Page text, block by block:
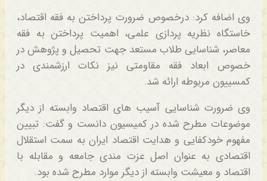
وی اضافه کرد: درخصوص ضرورت پرداختن به فقه اقتصاد،
خاستگاه نظریه پردازی علمی، اهمیت پرداختن به فقه
معاصر، شناسایی طلاب مستعد جهت تحصیل و پژوهش در
خصوص ابعاد فقه مقاومتی نیز نکات ارزشمندی در
کمسییون مربوطه ارائه شد.
وی ضرورت شناسایی آسیب های اقتصاد وابسته از دیگر
موضوعات مطرح شده در کمیسیون دانست و گفت: تبیین
مفهوم خودکفایی و هدایت اقتصاد ایران به سمت استقلال
اقتصادی به عنوان اصل عزت مندی جامعه و مقابله با
اقتصاد و معیشت وابسته از دیگر موارد مطرح شده بود.